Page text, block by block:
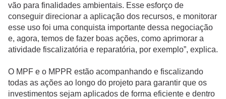
vão para finalidades ambientais. Esse esforço de
conseguir direcionar a aplicação dos recursos, e monitorar
esse uso foi uma conquista importante dessa negociação
e, agora, temos de fazer boas ações, como aprimorar a
atividade fiscalizatória e reparatória, por exemplo”, explica.
O MPF e o MPPR estão acompanhando e fiscalizando
todas as ações ao longo do projeto para garantir que os
investimentos sejam aplicados de forma eficiente e dentro